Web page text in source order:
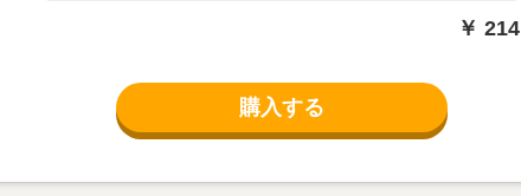
￥ 214
購入する